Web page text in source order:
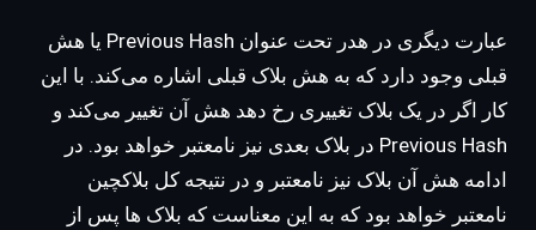
عبارت دیگری در هدر تحت عنوان Previous Hash یا هش
قبلی وجود دارد که به هش بلاک قبلی اشاره می‌کند. با این
کار اگر در یک بلاک تغییری رخ دهد هش آن تغییر می‌کند و
Previous Hash در بلاک بعدی نیز نامعتبر خواهد بود. در
ادامه هش آن بلاک نیز نامعتبر و در نتیجه کل بلاکچین
نامعتبر خواهد بود که به این معناست که بلاک ها پس از